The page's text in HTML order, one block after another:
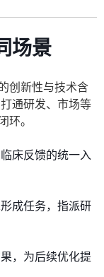
场景
创新性与技术含
通研发、市场等
环。
床反馈的统一入
成任务，指派研
，为后续优化提